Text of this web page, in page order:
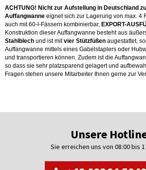
ACHTUNG! Nicht zur Aufstellung in Deutschland
Auffangwanne eignet sich zur Lagerung von max. 4
auch mit 60-l-Fässern kombinierbar, EXPORT-
Konstruktion dieser Auffangwanne besteht aus
Stahlblech und ist mitvier Stützfüßen augestattet,
Auffangwanne mittels eines Gabelstaplers oder
und transportieren können. Zudem ist die
so dass sie sehr platzsparend gelagert und
Fragen stehen unsere Mitarbeiter Ihnen gerne zur
Unsere
Sie erreichen uns von 08:00 bis